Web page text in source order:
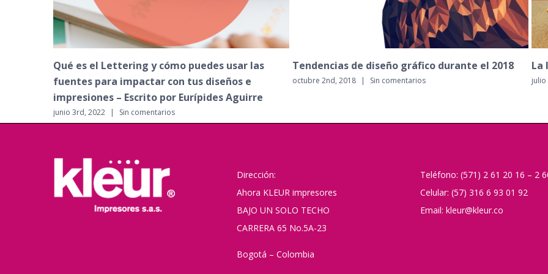
Tendencias de diseño gráfico durante el 2018
octubre 2nd, 2018 | Sin comentarios
La ley de los tercios en el diseño gráfico
julio 4th, 2018 | Sin comentarios
5
de
Ahora KLEUR impresores
BAJO UN SOLO TECHO
CARRERA 65 No.5A-23
Celular: (57) 316 6 93 01 92
Email: kleur@kleur.co